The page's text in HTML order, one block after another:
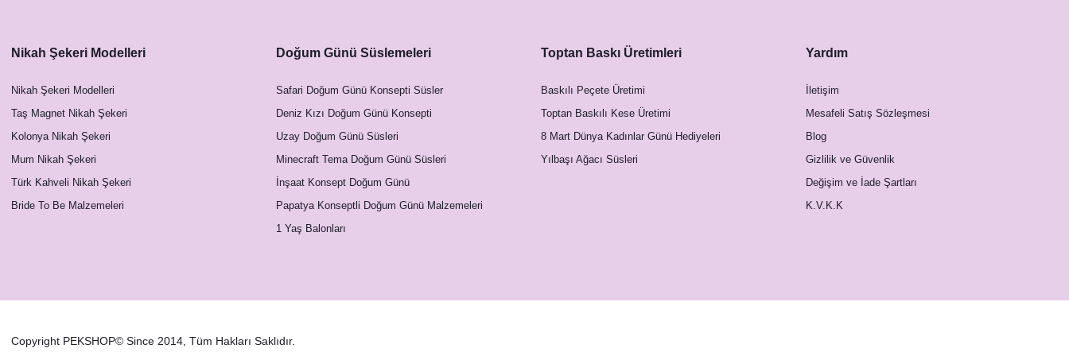
Nikah Şekeri Modelleri
Nikah Şekeri Modelleri
Taş Magnet Nikah Şekeri
Kolonya Nikah Şekeri
Mum Nikah Şekeri
Türk Kahveli Nikah Şekeri
Bride To Be Malzemeleri
Doğum Günü Süslemeleri
Safari Doğum Günü Konsepti Süsler
Deniz Kızı Doğum Günü Konsepti
Uzay Doğum Günü Süsleri
Minecraft Tema Doğum Günü Süsleri
İnşaat Konsept Doğum Günü
Papatya Konseptli Doğum Günü Malzemeleri
1 Yaş Balonları
Toptan Baskı Üretimleri
Baskılı Peçete Üretimi
Toptan Baskılı Kese Üretimi
8 Mart Dünya Kadınlar Günü Hediyeleri
Yılbaşı Ağacı Süsleri
Yardım
İletişim
Mesafeli Satış Sözleşmesi
Blog
Gizlilik ve Güvenlik
Değişim ve İade Şartları
K.V.K.K
Copyright PEKSHOP© Since 2014, Tüm Hakları Saklıdır.